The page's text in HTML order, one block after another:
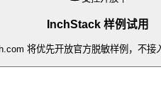
InchStack 样例试用
将优先开放官方脱敏样例，不接